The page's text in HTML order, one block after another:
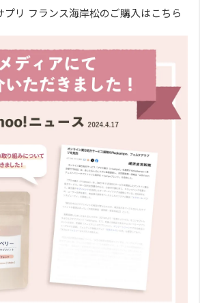
リ フランス海岸松のご購入はこちら